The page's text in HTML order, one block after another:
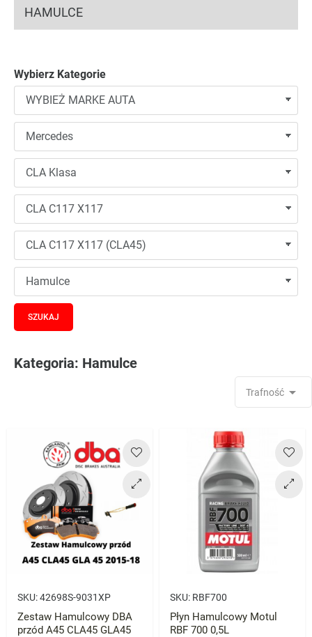
HAMULCE
Wybierz Kategorie
Kategoria: Hamulce
Trafność 
SKU:42698S-9031XP
Zestaw Hamulcowy DBA
przód A45 CLA45 GLA45
SKU: RBF700
Płyn Hamulcowy Motul
RBF 700 0,5L